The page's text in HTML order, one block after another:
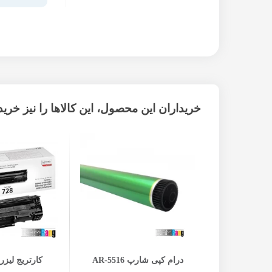
خریداران این محصول، این کالاها را نیز
افزودن به سبد خرید
درام کپی شارپ AR-5516 افزودنکارتریج